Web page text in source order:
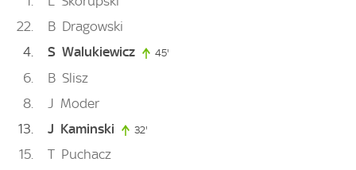
22
B Dragowski
4
S Walukiewicz 45'
6 B Slisz
8
J Moder
13
J Kaminski 32'
15 T Puchacz